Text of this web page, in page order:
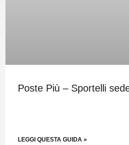
Poste Più – Sportelli
LEGGI QUESTA GUIDA »